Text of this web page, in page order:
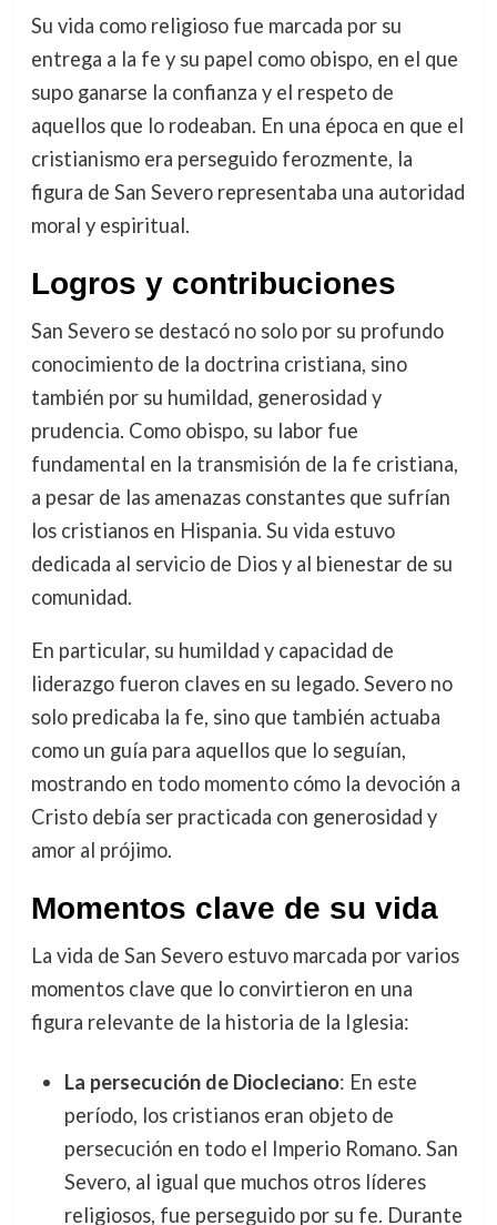
Su vida como religioso fue marcada por su
entrega a la fe y su papel como obispo, en el que
supo ganarse la confianza y el respeto de
aquellos que lo rodeaban. En una época en que el
cristianismo era perseguido ferozmente, la
figura de San Severo representaba una autoridad
moral y espiritual.
Logros y contribuciones
San Severo se destacó no solo por su profundo
conocimiento de la doctrina cristiana, sino
también por su humildad, generosidad y
prudencia. Como obispo, su labor fue
fundamental en la transmisión de la fe cristiana,
a pesar de las amenazas constantes que sufrían
los cristianos en Hispania. Su vida estuvo
dedicada al servicio de Dios y al bienestar de su
comunidad.
En particular, su humildad y capacidad de
liderazgo fueron claves en su legado. Severo no
solo predicaba la fe, sino que también actuaba
como un guía para aquellos que lo seguían,
mostrando en todo momento cómo la devoción a
Cristo debía ser practicada con generosidad y
amor al prójimo.
Momentos clave de su vida
La vida de San Severo estuvo marcada por varios
momentos clave que lo convirtieron en una
figura relevante de la historia de la Iglesia:
La persecución de Diocleciano: En este
período, los cristianos eran objeto de
persecución en todo el Imperio Romano. San
Severo, al igual que muchos otros líderes
religiosos, fue perseguido por su fe. Durante